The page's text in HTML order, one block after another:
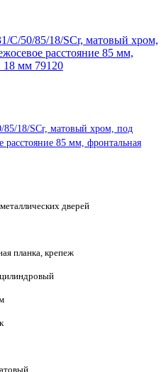
18/SCr, матовый хром, под
85 мм, фронтальная
дверей
планка, крепеж
цилиндровый